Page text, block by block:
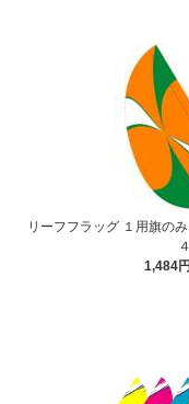
リーフフラッグ １用旗の
４
1,484